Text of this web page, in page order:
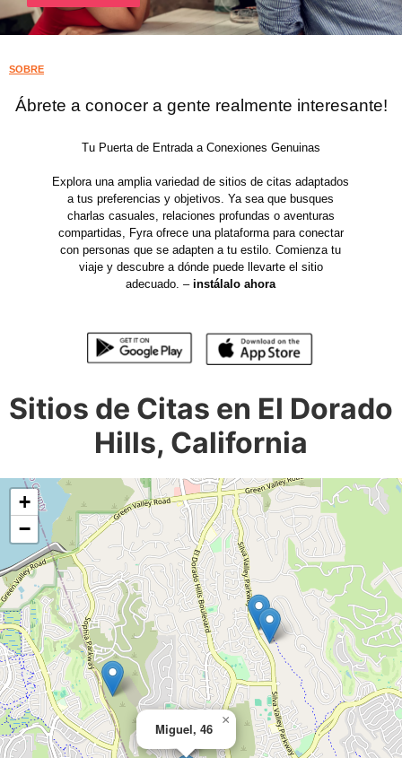
SOBRE
Ábrete a conocer a gente realmente interesante!
Tu Puerta de Entrada a Conexiones Genuinas
Explora una amplia variedad de sitios de citas adaptados
a tus preferencias y objetivos. Ya sea que busques
charlas casuales, relaciones profundas o aventuras
compartidas, Fyra ofrece una plataforma para conectar
con personas que se adapten a tu estilo. Comienza tu
viaje y descubre a dónde puede llevarte el sitio
adecuado. –instálalo ahora
Sitios de Citas en El Dorado
Hills, California
Miguel, 46
×
+
−